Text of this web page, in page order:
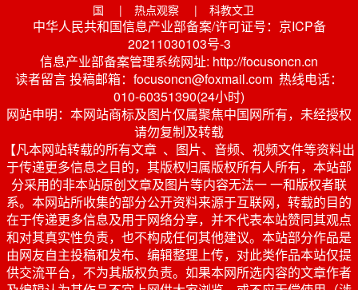
国
| 热点观察 | 科教文卫
中华人民共和国信息产业部备案/许可证号：京ICP备
20211030103号-3
信息产业部备案管理系统网址: http://focusoncn.cn
读者留言 投稿邮箱：focusoncn@foxmail.com 热线电话：
010-60351390(24小时)
网站申明：本网站商标及图片仅属聚焦中国网所有，未经授权
请勿复制及转载
【凡本网站转载的所有文章 、图片、音频、视频文件等资料出
于传递更多信息之目的，其版权归属版权所有人所有，本站部
分采用的非本站原创文章及图片等内容无法一 一和版权者联
系。本网站所收集的部分公开资料来源于互联网，转载的目的
在于传递更多信息及用于网络分享，并不代表本站赞同其观点
和对其真实性负责，也不构成任何其他建议。本站部分作品是
由网友自主投稿和发布、编辑整理上传，对此类作品本站仅提
供交流平台，不为其版权负责。如果本网所选内容的文章作者